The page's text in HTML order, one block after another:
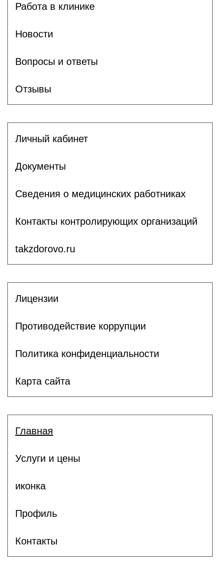
Работа в клинике
Новости
Вопросы и ответы
Отзывы
Личный кабинет
Документы
Сведения о медицинских работниках
Контакты контролирующих организаций
takzdorovo.ru
Лицензии
Противодействие коррупции
Политика конфиденциальности
Карта сайта
Главная
Услуги и цены
иконка
Профиль
Контакты